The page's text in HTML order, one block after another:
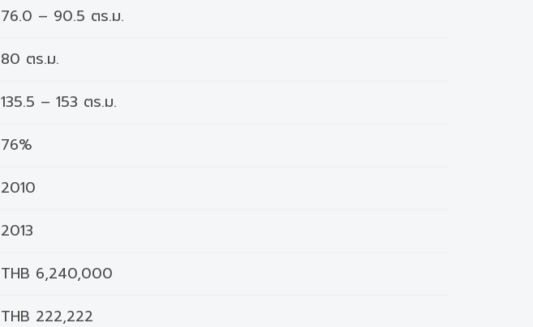
76.0 – 90.5 ตร.ม.
80 ตร.ม.
135.5 – 153 ตร.ม.
76%
2010
2013
THB 6,240,000
THB 222,222